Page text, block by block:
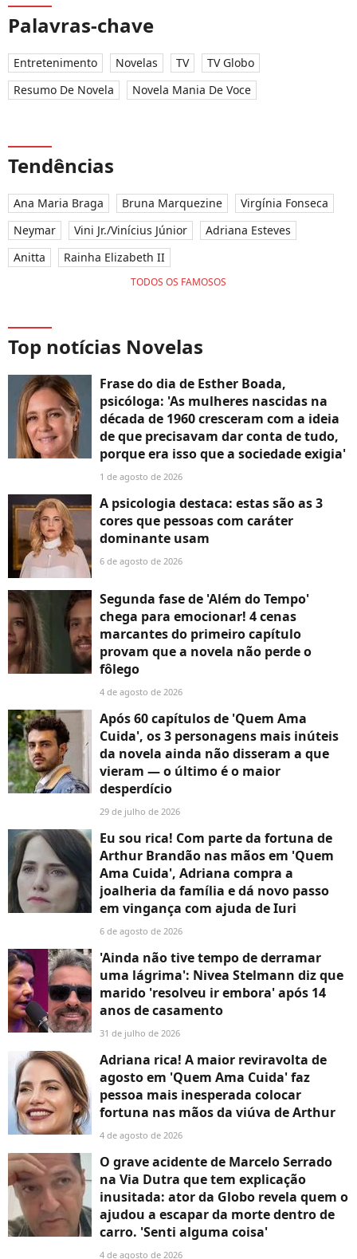
Palavras-chave
Entretenimento Novelas TV
TV Globo
Resumo De Novela
Novela Mania De Voce
Tendências
Ana Maria Braga Bruna Marquezine
Virgínia Fonseca
Neymar
Vini Jr./Vinícius Júnior
Adriana Esteves
Anitta
Rainha Elizabeth II
TODOS OS FAMOSOS
Top notícias Novelas
Frase do dia de Esther Boada,
psicóloga: 'As mulheres nascidas na
década de 1960 cresceram com a ideia
de que precisavam dar conta de tudo,
porque era isso que a sociedade exigia'
1 de agosto de 2026
A psicologia destaca: estas são as 3
cores que pessoas com caráter
dominante usam
6 de agosto de 2026
Segunda fase de 'Além do Tempo'
chega para emocionar! 4 cenas
marcantes do primeiro capítulo
provam que a novela não perde o
fôlego
4 de agosto de 2026
Após 60 capítulos de 'Quem Ama
Cuida', os 3 personagens mais inúteis
da novela ainda não disseram a que
vieram — o último é o maior
desperdício
29 de julho de 2026
Eu sou rica! Com parte da fortuna de
Arthur Brandão nas mãos em 'Quem
Ama Cuida', Adriana compra a
joalheria da família e dá novo passo
em vingança com ajuda de Iuri
6 de agosto de 2026
'Ainda não tive tempo de derramar
uma lágrima': Nivea Stelmann diz que
marido 'resolveu ir embora' após 14
anos de casamento
31 de julho de 2026
Adriana rica! A maior reviravolta de
agosto em 'Quem Ama Cuida' faz
pessoa mais inesperada colocar
fortuna nas mãos da viúva de Arthur
4 de agosto de 2026
O grave acidente de Marcelo Serrado
na Via Dutra que tem explicação
inusitada: ator da Globo revela quem o
ajudou a escapar da morte dentro de
carro. 'Senti alguma coisa'
4 de agosto de 2026